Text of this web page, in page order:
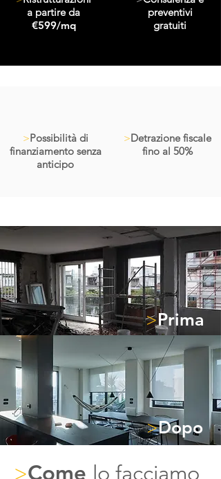
a partire da
€599/mq
preventivi
gratuiti
>Possibilità di
finanziamento senza
anticipo
>Detrazione fiscale
fino al 50%
>Prima
>Dopo
>Come lo facciamo